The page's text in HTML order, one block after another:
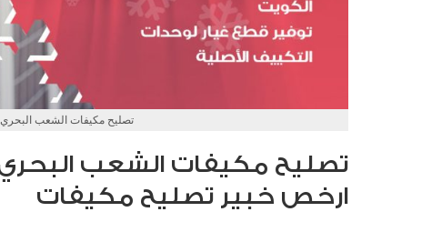
تصليح مكيفات الشعب البحري
ارخص خبير تصليح مكيفات